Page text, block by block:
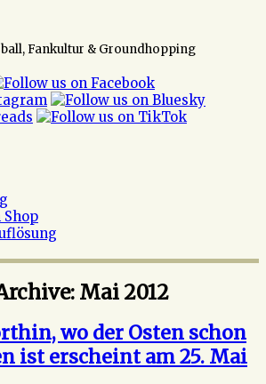
Fankultur & Groundhopping
Mai 2012
wo der Osten schon
ist erscheint am 25. Mai